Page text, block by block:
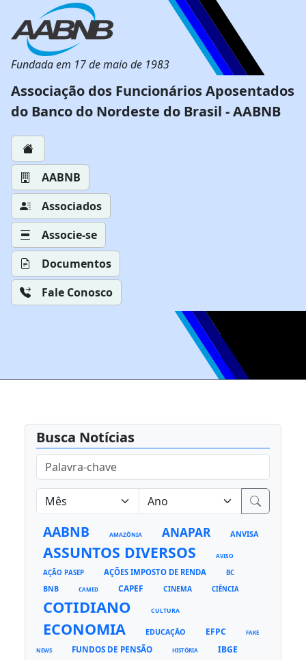
Fundada em 17 de maio de 1983
Associação dos Funcionários Aposentados
do Banco do Nordeste do Brasil - AABNB
AABNB
Associados
Associe-se
Documentos
Fale Conosco
Busca Notícias
AABNB AMAZÔNIA ANAPAR ANVISA
ASSUNTOS DIVERSOS AVISO
AÇÃO PASEP AÇÕES IMPOSTO DE RENDA BC
BNB CAMED CAPEF CINEMA CIÊNCIA
COTIDIANO CULTURA
ECONOMIA EDUCAÇÃO EFPC FAKE
NEWS FUNDOS DE PENSÃO HISTÓRIA IBGE